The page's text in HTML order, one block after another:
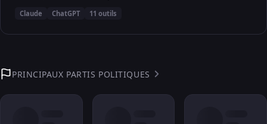
Claude ChatGPT 11 outils
PRINCIPAUX PARTIS POLITIQUES